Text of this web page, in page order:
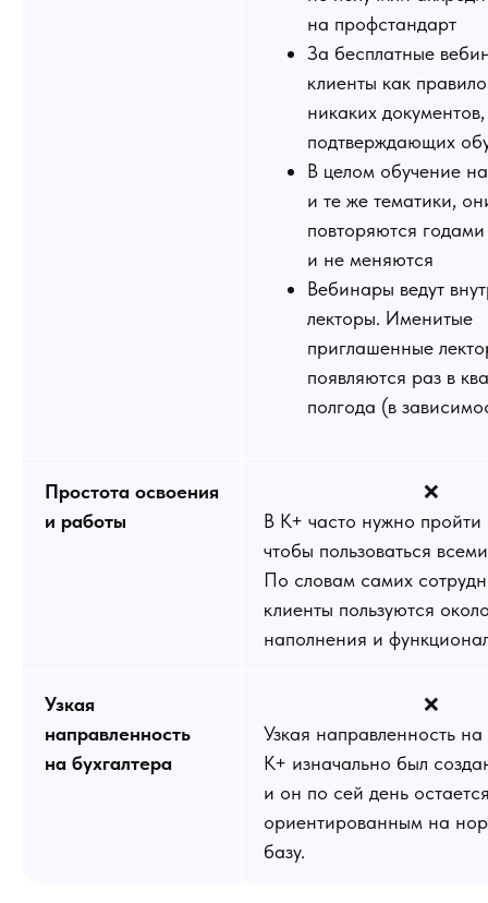
на профстандарт
За бесплатные
клиенты как
никаких документов,
подтверждающих
В целом обучение
и те же тематики,
повторяются годами
и не меняются
Вебинары ведут
лекторы. Именитые
приглашенные
появляются раз в
полгода (в
Простота освоения
и работы
❌
В К+ часто нужно пройти
чтобы пользоваться
По словам самих
клиенты пользуются
наполнения и
Узкая
направленность
на бухгалтера
❌
Узкая направленность на
К+ изначально был
и он по сей день
ориентированным на
базу.